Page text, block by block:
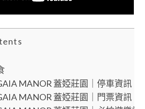
MANOR 蓋婭莊園｜停車資訊
MANOR 蓋婭莊園｜門票資訊